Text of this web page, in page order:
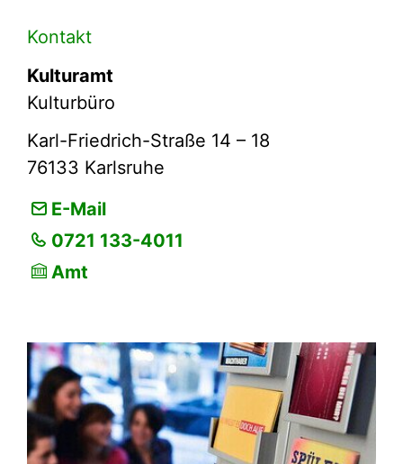
Kontakt
Kulturamt
Kulturbüro
Karl-Friedrich-Straße 14 – 18
76133 Karlsruhe
E-Mail
0721 133-4011
Amt